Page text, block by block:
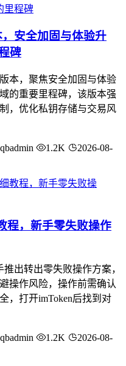
安全加固与体验升
碑
本，聚焦安全加固与体验
的重要里程碑，该版本强
，优化私钥存储与交易风
qbadmin 1.2K
2026-08-
程，新手零失败操作
出转出零失败操作方案，
操作风险，操作前需确认
，打开imToken后找到对
qbadmin 1.2K
2026-08-